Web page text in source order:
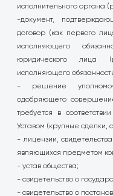
исполнительного органа
-документ,
договор (как первого
исполняющего
юридического лица
исполняющего
- решение
одобряющего
требуется в
Уставом (крупные сделки,
- лицензии,
являющихся предметом
- устав общества;
- свидетельство о
- свидетельство о